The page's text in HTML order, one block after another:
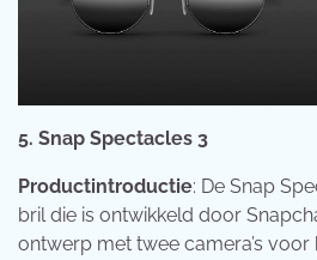
5. Snap Spectacles 3
Productintroductie: De Snap
bril die is ontwikkeld door
ontwerp met twee camera’s voor